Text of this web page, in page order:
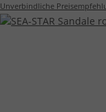
Unverbindliche